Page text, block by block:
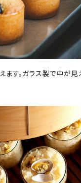
ます。ガラス製で中が